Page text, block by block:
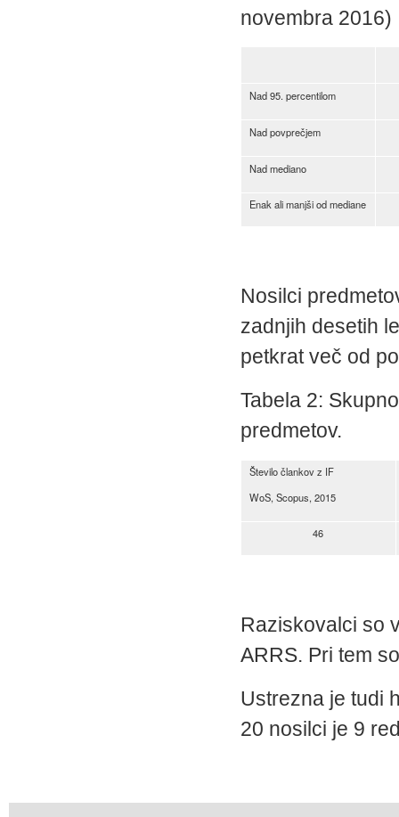
novembra 2016)
Nad 95. percentilom
Nad povprečjem
Nad mediano
Enak ali manjši od mediane
Nosilci
zadnjih desetih
petkrat več od
Tabela 2:
predmetov.
Število člankov z IF
WoS, Scopus, 2015
46
Raziskovalci so
ARRS. Pri tem
Ustrezna je tudi
20 nosilci je 9